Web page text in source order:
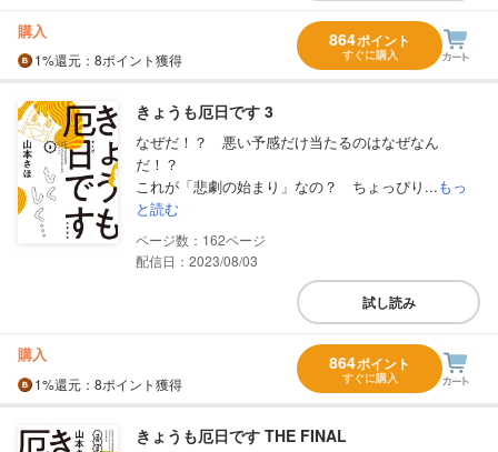
購入
1%還元 ：8ポイント獲得
864ポイント
すぐに購入
きょうも厄日です 3
なぜだ！？ 悪い予感だけ当たるのはなぜなん
だ！？
これが「悲劇の始まり」なの？ ちょっぴり...もっ
と読む
162
配信日：2023/08/03
試し読み
購入
1%還元 ：8ポイント獲得
864ポイント
すぐに購入
きょうも厄日です THE FINAL